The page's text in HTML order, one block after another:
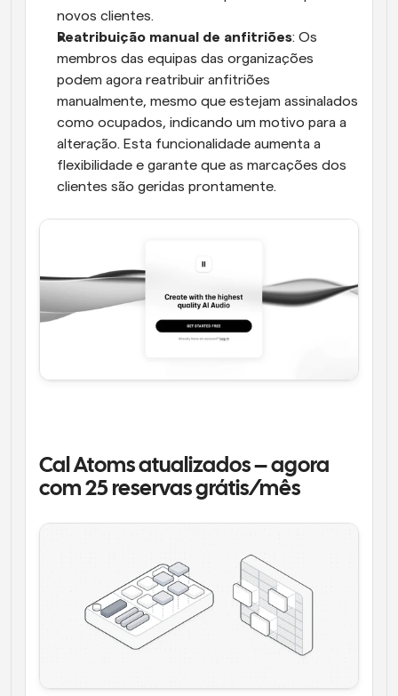
novos clientes.
Reatribuição manual de anfitriões: Os
membros das equipas das organizações
podem agora reatribuir anfitriões
manualmente, mesmo que estejam assinalados
como ocupados, indicando um motivo para a
alteração. Esta funcionalidade aumenta a
flexibilidade e garante que as marcações dos
clientes são geridas prontamente.
Cal Atoms atualizados – agora
com 25 reservas grátis/mês